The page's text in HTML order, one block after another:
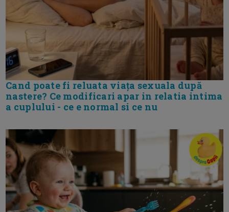
Cand poate fi reluata viața sexuala după
nastere? Ce modificari apar in relatia intima
a cuplului - ce e normal si ce nu